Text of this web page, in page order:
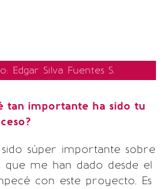
Edgar Silva Fuentes S.
tan importante ha sido tu
sido súper importante sobre
me han dado desde el
con este proyecto. Es